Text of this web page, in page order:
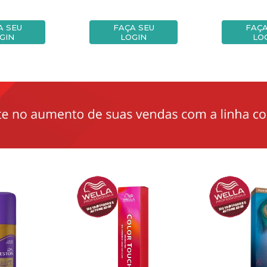
SEU
FAÇA SEU
LOGIN